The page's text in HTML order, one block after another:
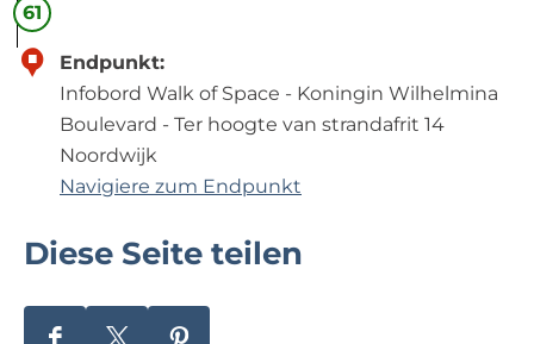
c
h
o
n
61
Endpunkt:
Infobord Walk of Space - Koningin Wilhelmina
Boulevard - Ter hoogte van strandafrit 14
Noordwijk
Navigiere zum Endpunkt
Diese Seite teilen